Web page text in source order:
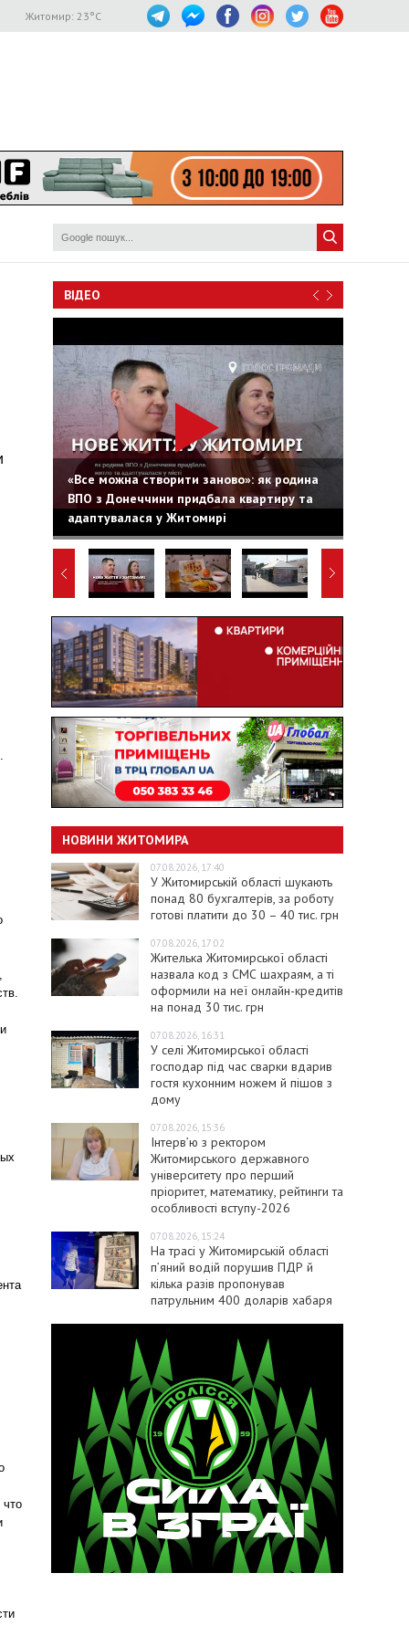
Житомир: 23°C
ВІДЕО
«Все можна створити заново»: як родина
ВПО з Донеччини придбала квартиру та
адаптувалася у Житомирі
НОВИНИ ЖИТОМИРА
07.08.2026, 17:40
У Житомирській області шукають
понад 80 бухгалтерів, за роботу
готові платити до 30 – 40 тис. грн
07.08.2026, 17:02
Жителька Житомирської області
назвала код з СМС шахраям, а ті
оформили на неї онлайн-кредитів
на понад 30 тис. грн
07.08.2026, 16:31
У селі Житомирської області
господар під час сварки вдарив
гостя кухонним ножем й пішов з
дому
07.08.2026, 15:36
Інтерв’ю з ректором
Житомирського державного
університету про перший
пріоритет, математику, рейтинги та
особливості вступу-2026
07.08.2026, 15:24
На трасі у Житомирській області
п’яний водій порушив ПДР й
кілька разів пропонував
патрульним 400 доларів хабаря